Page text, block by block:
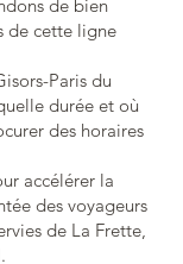
de bien
de cette ligne
Paris du
durée et où
des horaires
accélérer la
des voyageurs
de La Frette,